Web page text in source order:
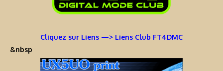
Cliquez sur Liens —> Liens Club FT4DMC
&nbsp